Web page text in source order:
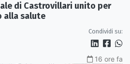
di Castrovillari unito per
alla salute
Condividi su:
16 ore fa